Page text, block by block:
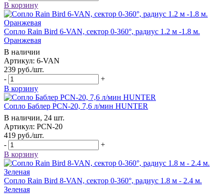
В корзину
Сопло Rain Bird 6-VAN, сектор 0-360°, радиус 1.2 м -1.8 м.
Оранжевая
В наличии
Артикул: 6-VAN
239 руб./шт.
-
+
В корзину
Сопло Баблер РСN-20, 7,6 л/мин HUNTER
В наличии, 24 шт.
Артикул: РСN-20
419 руб./шт.
-
+
В корзину
Сопло Rain Bird 8-VAN, сектор 0-360°, радиус 1.8 м - 2.4 м.
Зеленая